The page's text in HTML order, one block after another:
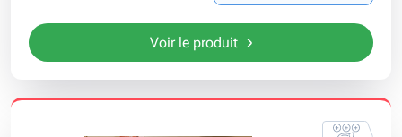
Voir le produit